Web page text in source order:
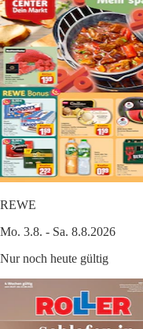
REWE
Mo. 3.8. - Sa. 8.8.2026
Nur noch heute gültig